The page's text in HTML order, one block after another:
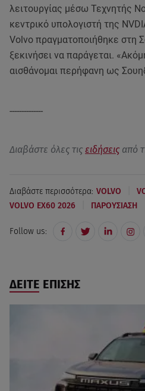
λειτουργίας μέσω Τεχνητής
κεντρικό υπολογιστή της
Volvo πραγματοποιήθηκε στη
ξεκινήσει να παράγεται.
αισθάνομαι περήφανη ως
--------------
Διαβάστε όλες τις ειδήσεις από
Διαβάστε περισσότερα: VOLVO
VOLVO EX60 2026 ΠΑΡΟΥΣΙΑΣΗ
Follow us:
ΔΕΙΤΕ ΕΠΙΣΗΣ